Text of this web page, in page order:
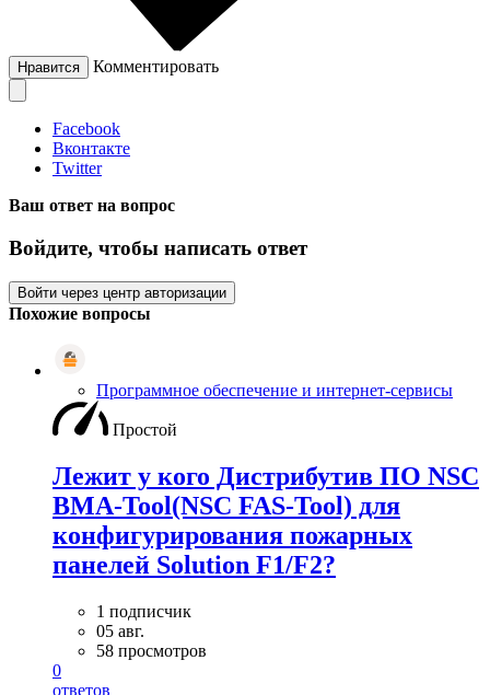
Нравится Комментировать
Facebook
Вконтакте
Twitter
Ваш ответ на вопрос
Войдите, чтобы написать ответ
Войти через центр авторизации
Похожие вопросы
Программное обеспечение и интернет-сервисы
Простой
Лежит у кого Дистрибутив ПО NSC
BMA-Tool(NSC FAS-Tool) для
конфигурирования пожарных
панелей Solution F1/F2?
1 подписчик
05 авг.
58 просмотров
0
ответов